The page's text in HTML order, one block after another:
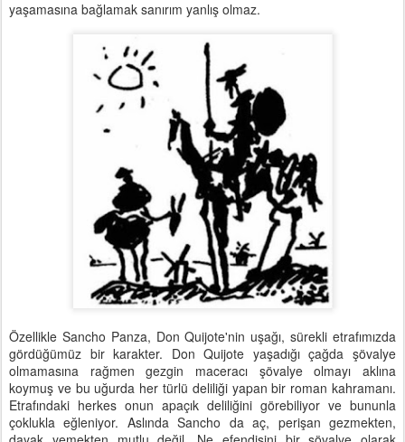
yaşamasına bağlamak sanırım yanlış olmaz.
Özellikle Sancho Panza, Don Quijote'nin uşağı, sürekli etrafımızda
gördüğümüz bir karakter. Don Quijote yaşadığı çağda şövalye
olmamasına rağmen gezgin maceracı şövalye olmayı aklına
koymuş ve bu uğurda her türlü deliliği yapan bir roman kahramanı.
Etrafındaki herkes onun apaçık deliliğini görebiliyor ve bununla
çoklukla eğleniyor. Aslında Sancho da aç, perişan gezmekten,